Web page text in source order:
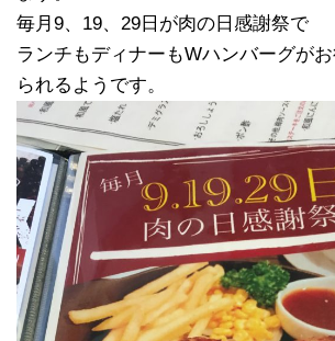
毎月9、19、29日が肉の日感謝祭で
ランチもディナーもWハンバーグが
られるようです。